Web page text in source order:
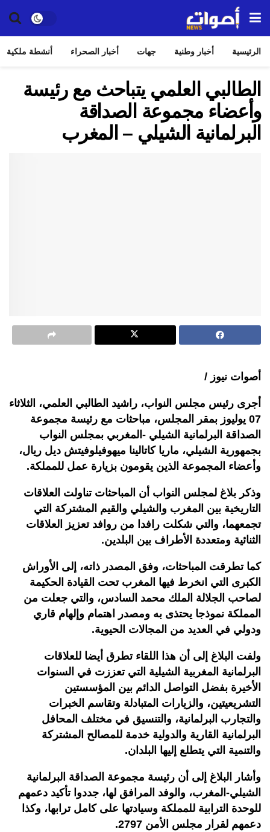
الرئيسية أخبار وطنية جهات أخبار الصحراء أنشطة ملكية
الطالبي العلمي يتباحث مع رئيسة
وأعضاء مجموعة الصداقة
البرلمانية الشيلي – المغرب
أصوات نيوز /
أجرى رئيس مجلس النواب، راشيد الطالبي العلمي، الثلاثاء
07 يوليوز بمقر المجلس، مباحثات مع رئيسة مجموعة
الصداقة البرلمانية الشيلي -المغربي بمجلس النواب
بجمهورية الشيلي، ماريا كاتالينا ميهوفيلوفيتش ديل ريال،
وأعضاء المجموعة الذين يقومون بزيارة عمل للمملكة.
وذكر بلاغ لمجلس النواب أن المباحثات تناولت العلاقات
التاريخية بين المغرب والشيلي والقيم المشتركة التي
تجمعهما، والتي شكلت رافدا من روافد تعزيز العلاقات
الثنائية ومتعددة الأطراف بين البلدين.
كما تطرقت المباحثات، وفق المصدر ذاته، إلى الأوراش
الكبرى التي انخرط فيها المغرب تحت القيادة الحكيمة
لصاحب الجلالة الملك محمد السادس، والتي جعلت من
المملكة نموذجا يحتذى به ومصدر اهتمام وإلهام قاري
ودولي في العديد من المجالات الحيوية.
ولفت البلاغ إلى أن هذا اللقاء تطرق أيضا للعلاقات
البرلمانية المغربية الشيلية التي تعززت في السنوات
الأخيرة بفضل التواصل الدائم بين المؤسستين
التشريعيتين، والزيارات المتبادلة وتقاسم الخبرات
والتجارب البرلمانية، والتنسيق في مختلف المحافل
البرلمانية القارية والدولية خدمة للمصالح المشتركة
والتنمية التي يتطلع إليها البلدان.
وأشار البلاغ إلى أن رئيسة مجموعة الصداقة البرلمانية
الشيلي-المغرب، والوفد المرافق لها، جددوا تأكيد دعمهم
للوحدة الترابية للمملكة وسيادتها على كامل ترابها، وكذا
دعمهم لقرار مجلس الأمن 2797.